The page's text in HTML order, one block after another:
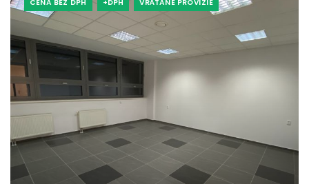
CENA BEZ DPH +DPH VRÁTANE PROVÍZIE